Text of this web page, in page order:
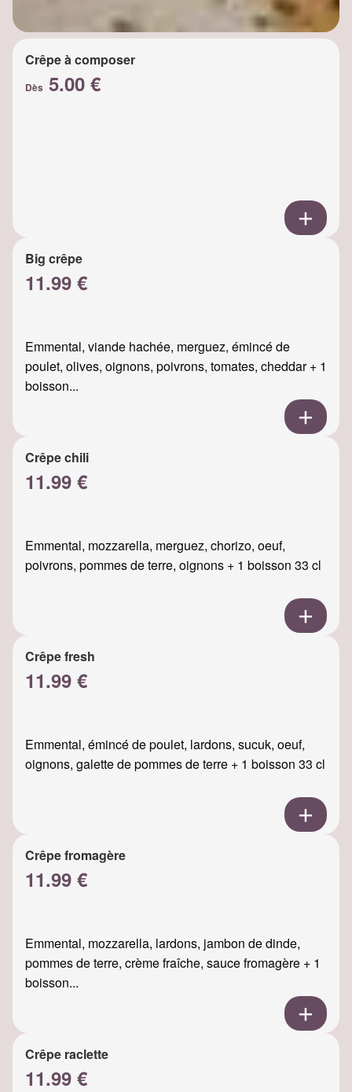
Crêpe à composer
Dès 5.00 €
Big crêpe
11.99 €
Emmental, viande hachée, merguez, émincé de
poulet, olives, oignons, poivrons, tomates, cheddar + 1
boisson...
Crêpe chili
11.99 €
Emmental, mozzarella, merguez, chorizo, oeuf,
poivrons, pommes de terre, oignons + 1 boisson 33 cl
Crêpe fresh
11.99 €
Emmental, émincé de poulet, lardons, sucuk, oeuf,
oignons, galette de pommes de terre + 1 boisson 33 cl
Crêpe fromagère
11.99 €
Emmental, mozzarella, lardons, jambon de dinde,
pommes de terre, crème fraîche, sauce fromagère + 1
boisson...
Crêpe raclette
11.99 €